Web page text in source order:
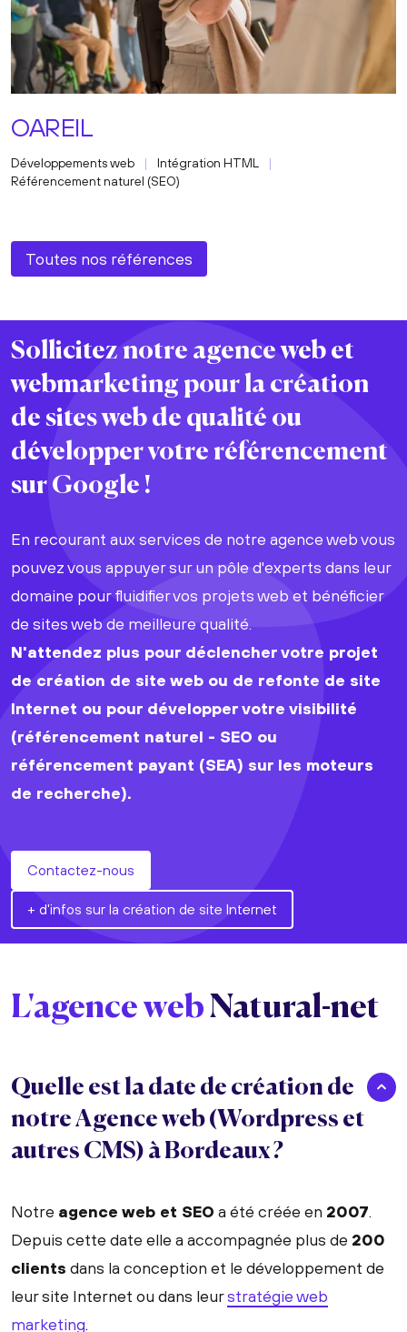
OAREIL
Développements web
Intégration HTML
Référencement naturel (SEO)
Toutes nos références
Sollicitez notre agence web et
webmarketing pour la création
de sites web de qualité ou
développer votre référencement
sur Google !
En recourant aux services de notre agence web vous
pouvez vous appuyer sur un pôle d'experts dans leur
domaine pour fluidifier vos projets web et bénéficier
de sites web de meilleure qualité.
N'attendez plus pour déclencher votre projet
de création de site web ou de refonte de site
Internet ou pour développer votre visibilité
(référencement naturel - SEO ou
référencement payant (SEA) sur les moteurs
de recherche).
Contactez-nous
+ d'infos sur la création de site Internet
L'agence webNatural-net
Quelle est la date de création de
notre Agence web (Wordpress et
autres CMS) à Bordeaux ?
Notre agence web et SEO a été créée en 2007.
Depuis cette date elle a accompagnée plus de 200
clients dans la conception et le développement de
leur site Internet ou dans leurstratégie web
marketing.